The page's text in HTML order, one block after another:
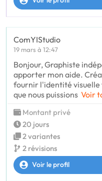
ComYIStudio
19 mars à 12:47
Bonjour, Graphiste
apporter mon aide.
fournir l'identité visuelle
que nous puissions Voir
Montant privé
20 jours
2 variantes
2 révisions
Voir le profil